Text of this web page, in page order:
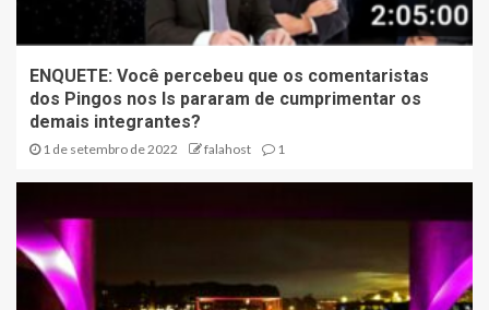
ENQUETE: Você percebeu que os comentaristas
dos Pingos nos Is pararam de cumprimentar os
demais integrantes?
1 de setembro de 2022 falahost 1